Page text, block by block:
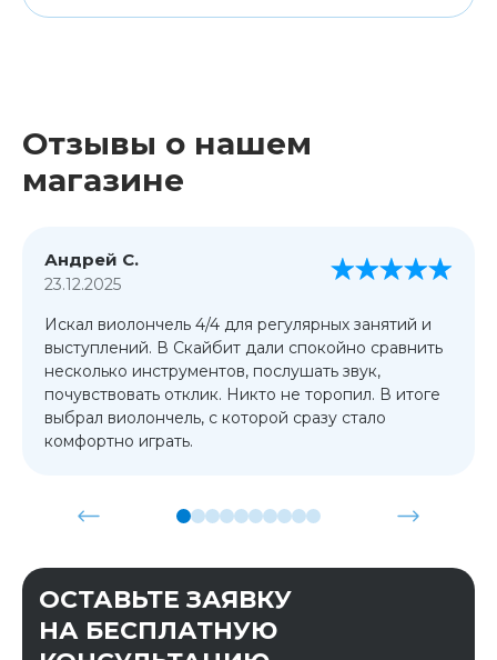
Отзывы о нашем
магазине
Андрей С.
23.12.2025
Искал виолончель 4/4 для регулярных занятий и
выступлений. В Скайбит дали спокойно сравнить
несколько инструментов, послушать звук,
почувствовать отклик. Никто не торопил. В итоге
выбрал виолончель, с которой сразу стало
комфортно играть.
ОСТАВЬТЕ ЗАЯВКУ
НА БЕСПЛАТНУЮ